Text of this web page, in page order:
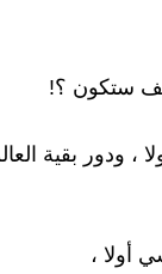
ودور بقية
أولا ،